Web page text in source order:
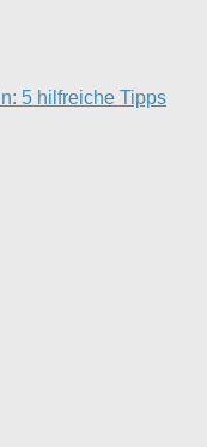
5 hilfreiche Tipps